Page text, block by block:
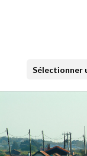
Sélectionner